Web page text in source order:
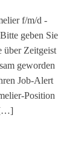
f/m/d -
geben Sie
über Zeitgeist
geworden
Job-Alert
Position
[…]